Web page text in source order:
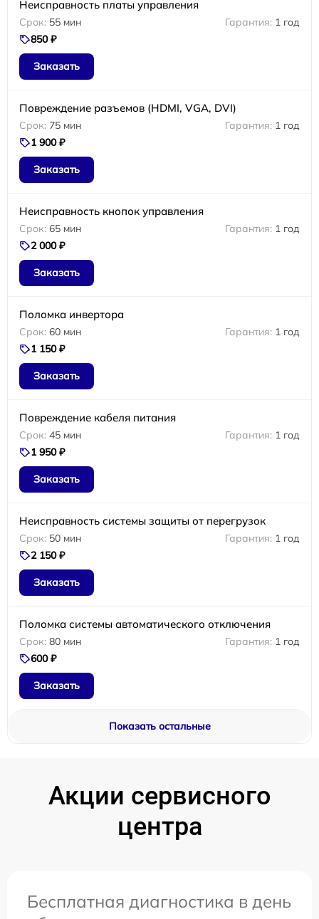
Неисправность платы управления
55 мин
1 год
850 ₽
Заказать
Повреждение разъемов (HDMI, VGA, DVI)
75 мин
1 год
1 900 ₽
Заказать
Неисправность кнопок управления
65 мин
1 год
2 000 ₽
Заказать
Поломка инвертора
60 мин
1 год
1 150 ₽
Заказать
Повреждение кабеля питания
45 мин
1 год
1 950 ₽
Заказать
Неисправность системы защиты от перегрузок
50 мин
1 год
2 150 ₽
Заказать
Поломка системы автоматического отключения
80 мин
1 год
600 ₽
Заказать
Показать остальные
Акции сервисного
центра
Бесплатная диагностика в день